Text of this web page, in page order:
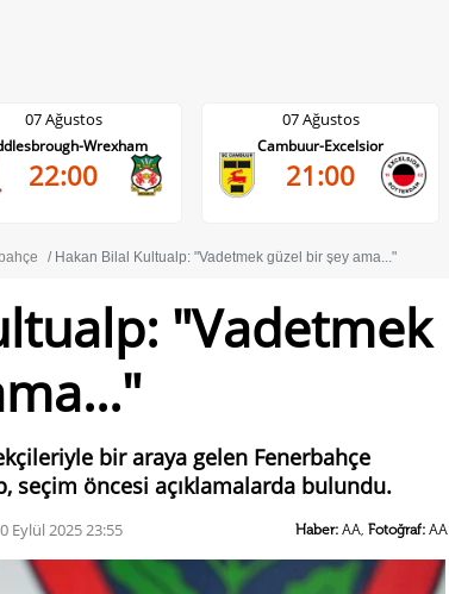
07 Ağustos
Cambuur-Excelsior
21:00
07 Ağustos
Bochum-Hertha Berlin
21:30
Hakan Bilal Kultualp: "Vadetmek güzel bir şey ama..."
"Vadetmek
bir araya gelen Fenerbahçe
seçim öncesi açıklamalarda bulundu.
Eylül 2025 23:55 Haber: AA, Fotoğraf: AA